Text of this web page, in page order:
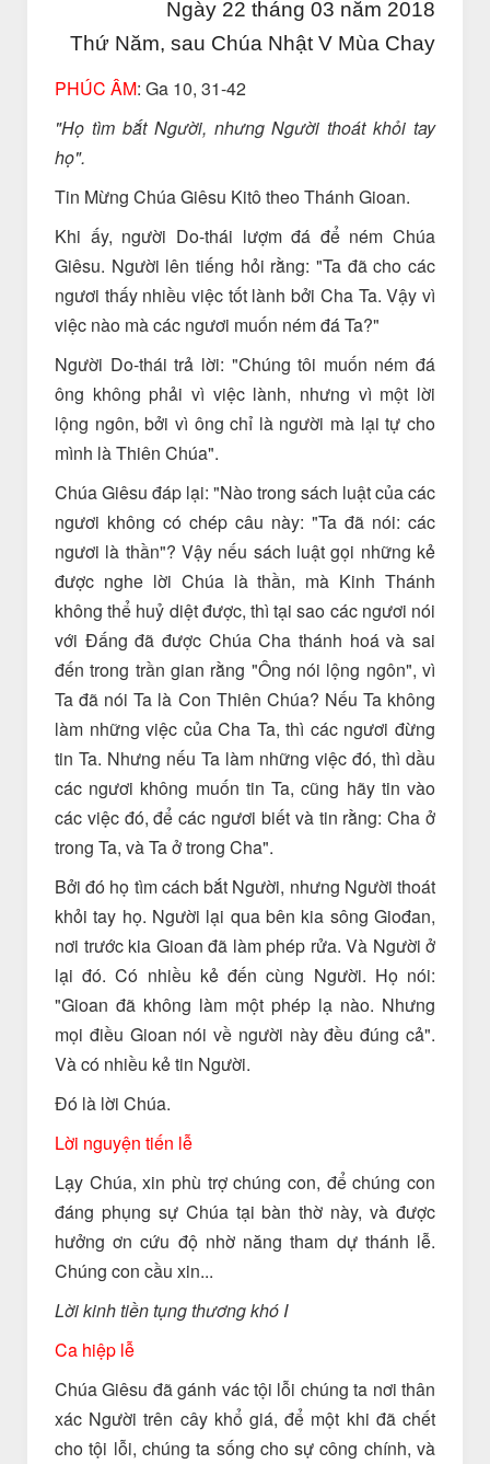
Jan 11 2018 IN LONG AN
Ngày 22 tháng 03 năm 2018
Thứ Năm, sau Chúa Nhật V Mùa Chay
PHÚC ÂM: Ga 10, 31-42
"Họ tìm bắt Người, nhưng Người thoát khỏi tay
họ".
Tin Mừng Chúa Giêsu Kitô theo Thánh Gioan.
Khi ấy, người Do-thái lượm đá để ném Chúa
Giêsu. Người lên tiếng hỏi rằng: "Ta đã cho các
ngươi thấy nhiều việc tốt lành bởi Cha Ta. Vậy vì
việc nào mà các ngươi muốn ném đá Ta?"
Người Do-thái trả lời: "Chúng tôi muốn ném đá
ông không phải vì việc lành, nhưng vì một lời
lộng ngôn, bởi vì ông chỉ là người mà lại tự cho
mình là Thiên Chúa".
Chúa Giêsu đáp lại: "Nào trong sách luật của các
ngươi không có chép câu này: "Ta đã nói: các
ngươi là thần"? Vậy nếu sách luật gọi những kẻ
được nghe lời Chúa là thần, mà Kinh Thánh
không thể huỷ diệt được, thì tại sao các ngươi nói
với Ðấng đã được Chúa Cha thánh hoá và sai
đến trong trần gian rằng "Ông nói lộng ngôn", vì
Ta đã nói Ta là Con Thiên Chúa? Nếu Ta không
làm những việc của Cha Ta, thì các ngươi đừng
tin Ta. Nhưng nếu Ta làm những việc đó, thì dầu
các ngươi không muốn tin Ta, cũng hãy tin vào
các việc đó, để các ngươi biết và tin rằng: Cha ở
trong Ta, và Ta ở trong Cha".
Bởi đó họ tìm cách bắt Người, nhưng Người thoát
khỏi tay họ. Người lại qua bên kia sông Giođan,
nơi trước kia Gioan đã làm phép rửa. Và Người ở
lại đó. Có nhiều kẻ đến cùng Người. Họ nói:
"Gioan đã không làm một phép lạ nào. Nhưng
mọi điều Gioan nói về người này đều đúng cả".
Và có nhiều kẻ tin Người.
Ðó là lời Chúa.
Lời nguyện tiến lễ
Lạy Chúa, xin phù trợ chúng con, để chúng con
đáng phụng sự Chúa tại bàn thờ này, và được
hưởng ơn cứu độ nhờ năng tham dự thánh lễ.
Chúng con cầu xin...
Lời kinh tiền tụng thương khó I
Ca hiệp lễ
Chúa Giêsu đã gánh vác tội lỗi chúng ta nơi thân
xác Người trên cây khổ giá, để một khi đã chết
cho tội lỗi, chúng ta sống cho sự công chính, và